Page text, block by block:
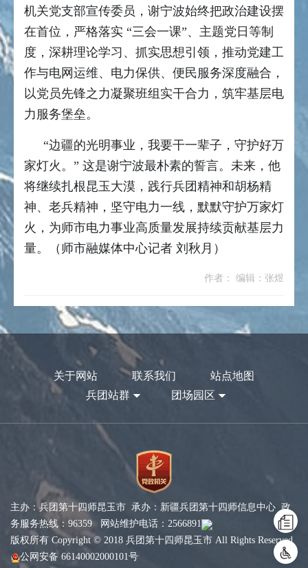
机关党支部宣传委员，谢宁波始终把政治建设摆
在首位，严格落实 “三会一课”、主题党日等制
度，深耕理论学习、抓实思想引领，推动党建工
作与电网运维、电力保供、便民服务深度融合，
以党员先锋之力凝聚班组实干合力，筑牢基层电
力服务堡垒。
“边疆的光明事业，我要干一辈子，守护好万
家灯火。” 这是谢宁波最朴素的誓言。未来，他
将继续扎根昆玉大漠，践行兵团精神和胡杨精
神、老兵精神，坚守电力一线，默默守护万家灯
火，为师市电力事业高质量发展持续贡献基层力
量。（师市融媒体中心记者 刘秋月）
作者： 编辑：张煜
关于网站 联系我们
站点地图
兵团站群
团场园区
主办：兵团第十四师昆玉市 承办：新疆兵团第十四师信息中心 政
务服务热线：96359 网站维护电话：2566891
版权所有 Copyright © 2018 兵团第十四师昆玉市 All Rights Reserved
公网安备 66140002000101号